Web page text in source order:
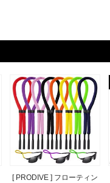
[ PRODIVE ] フローティン